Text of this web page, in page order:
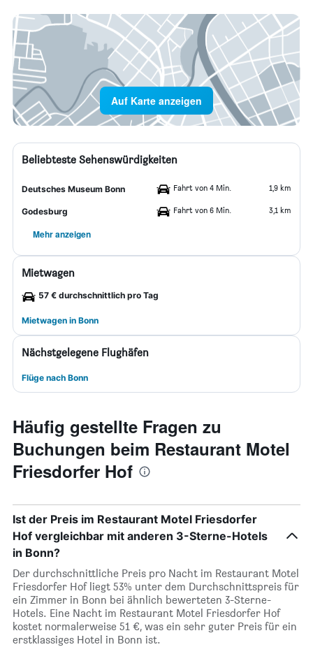
Auf Karte anzeigen
Beliebteste Sehenswürdigkeiten
Deutsches Museum Bonn Fahrt von 4 Min. 1,9 km
Godesburg Fahrt von 6 Min. 3,1 km
Mehr anzeigen
Mietwagen
57 € durchschnittlich pro Tag
Mietwagen in Bonn
Nächstgelegene Flughäfen
Flüge nach Bonn
Häufig gestellte Fragen zu
Buchungen beim Restaurant Motel
Friesdorfer Hof
Ist der Preis im Restaurant Motel Friesdorfer
Hof vergleichbar mit anderen 3-Sterne-Hotels
in Bonn?
Der durchschnittliche Preis pro Nacht im Restaurant Motel
Friesdorfer Hof liegt 53% unter dem Durchschnittspreis für
ein Zimmer in Bonn bei ähnlich bewerteten 3-Sterne-
Hotels. Eine Nacht im Restaurant Motel Friesdorfer Hof
kostet normalerweise 51 €, was ein sehr guter Preis für ein
erstklassiges Hotel in Bonn ist.